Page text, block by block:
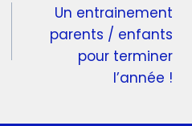
Un entrainement
parents / enfants
pour terminer
l’année !